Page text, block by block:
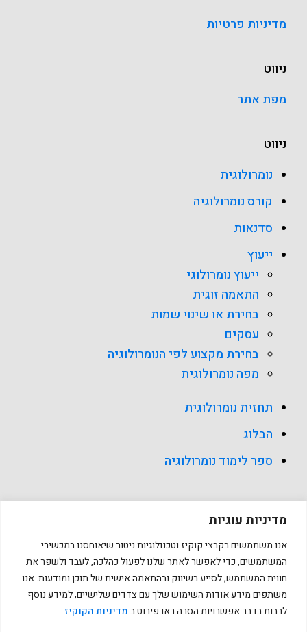
מדיניות עוגיות
אנו משתמשים בקבצי קוקיז וטכנולוגיות ניטור שיאוחסנו במכשירי
המשתמשים, כדי לאפשר לאתר שלנו לפעול כהלכה, לעבד ולשפר את
חווית המשתמש, לסייע בשיווק ובהתאמה אישית של תוכן ומודעות. אנו
משתפים מידע אודות השימוש שלך עם צדדים שלישיים, למידע נוסף
לרבות בדבר אפשרויות הסרה ראו פירוט במדיניות הקוקיז
מדיניות פרטיות
ניווט
מפת אתר
ניווט
נומרולוגית
קורס נומרולוגיה
סדנאות
ייעוץ
ייעוץ נומרולוגי
התאמה זוגית
בחירת או שינוי שמות
עסקים
בחירת מקצוע לפי הנומרולוגיה
מפה נומרולוגית
תחזית נומרולוגית
הבלוג
ספר לימוד נומרולוגיה
כל הזכויות שמורות למאייה מזרחי עצמוני Copyright © 2026